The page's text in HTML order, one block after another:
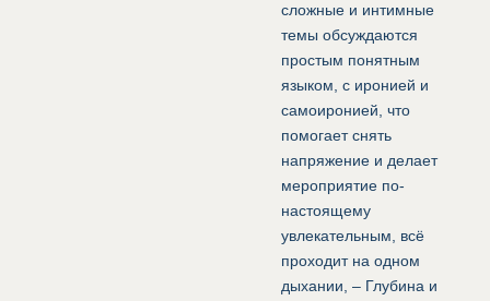
сложные и интимные
темы обсуждаются
простым понятным
языком, с иронией и
самоиронией, что
помогает снять
напряжение и делает
мероприятие по-
настоящему
увлекательным, всё
проходит на одном
дыхании, – Глубина и